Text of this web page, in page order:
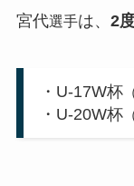
宮代選手は、 2
・U-17W杯
・U-20W杯